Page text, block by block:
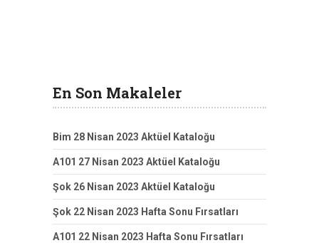
En Son Makaleler
Bim 28 Nisan 2023 Aktüel Kataloğu
A101 27 Nisan 2023 Aktüel Kataloğu
Şok 26 Nisan 2023 Aktüel Kataloğu
Şok 22 Nisan 2023 Hafta Sonu Fırsatları
A101 22 Nisan 2023 Hafta Sonu Fırsatları